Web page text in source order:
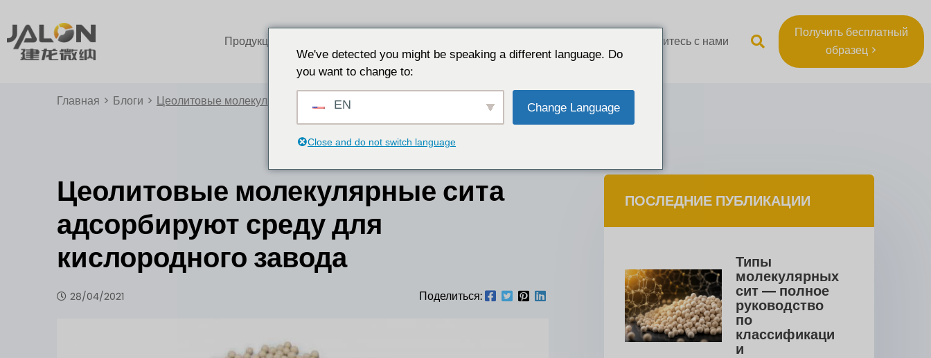
Продукция Свяжитесь с нами
Получить бесплатный
образец >
Главная > Блоги > Цеолитовые молекулярные сита адсорбируют среду для кислородного завода
Цеолитовые молекулярные сита
адсорбируют среду для
кислородного завода
28/04/2021 Поделиться:
ПОСЛЕДНИЕ ПУБЛИКАЦИИ
Типы
молекулярных
сит — полное
руководство
по
классификаци
и
We've detected you might be speaking a different language. Do
you want to change to:
EN Change Language
Close and do not switch language